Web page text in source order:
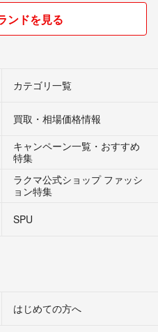
ンドを見る
カテゴリ一覧
買取・相場価格情報
キャンペーン一覧・おすすめ
特集
ラクマ公式ショップ ファッシ
ョン特集
SPU
はじめての方へ